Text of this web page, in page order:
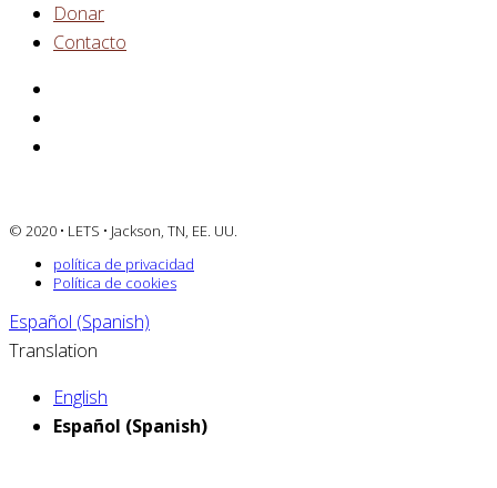
Donar
Contacto
© 2020 • LETS • Jackson, TN, EE. UU.
política de privacidad
Política de cookies
Español (Spanish)
Translation
English
Español (Spanish)